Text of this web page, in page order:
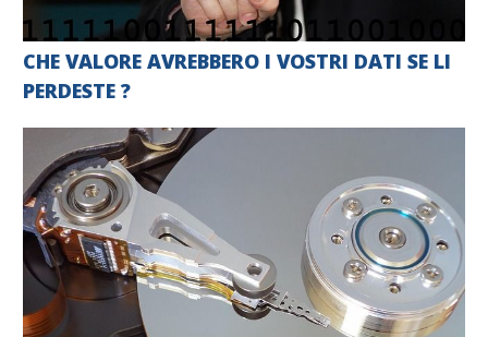
CHE VALORE AVREBBERO I VOSTRI DATI SE LI
PERDESTE ?